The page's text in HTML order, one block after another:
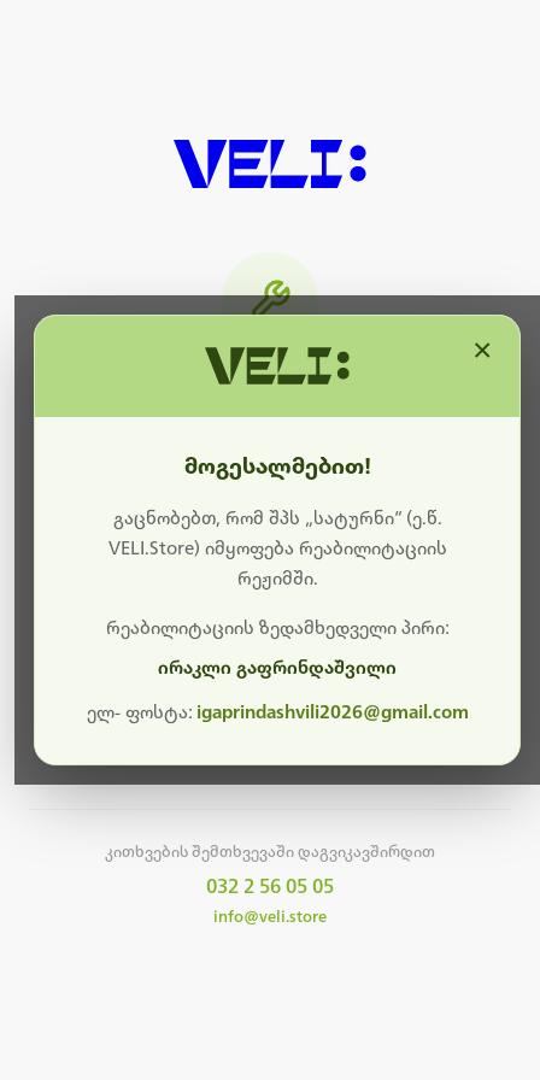
ბოდიშს გიხდით შეფერხებისთვის. ამჟამად
მიმდინარეობს საიტის განახლება და ტექნიკური
სამუშაოები.
მალე ისევ ხელმისაწვდომი იქნება. გმადლობთ
კითხვების შემთხვევაში დაგვიკავშირდით
032 2 56 05 05
info@veli.store
მოგესალმებით!
გაცნობებთ, რომ შპს „სატურნი“ (ე.წ.
VELI.Store) იმყოფება რეაბილიტაციის
რეჟიმში.
რეაბილიტაციის ზედამხედველი პირი:
ირაკლი გაფრინდაშვილი
ელ- ფოსტა: igaprindashvili2026@gmail.com
×